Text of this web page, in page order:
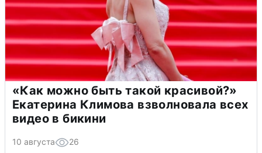
«Как можно быть такой красивой?»
Екатерина Климова взволновала всех
видео в бикини
10 августа 26